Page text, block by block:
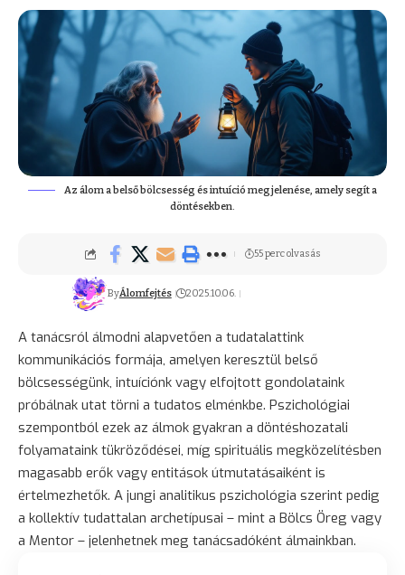
Az álom a belső bölcsesség és intuíció megjelenése, amely segít a
döntésekben.
ByÁlomfejtés 2025.10.06.
55 perc olvasás
A tanácsról álmodni alapvetően a tudatalattink
kommunikációs formája, amelyen keresztül belső
bölcsességünk, intuíciónk vagy elfojtott gondolataink
próbálnak utat törni a tudatos elménkbe. Pszichológiai
szempontból ezek az álmok gyakran a döntéshozatali
folyamataink tükröződései, míg spirituális megközelítésben
magasabb erők vagy entitások útmutatásaiként is
értelmezhetők. A jungi analitikus pszichológia szerint pedig
a kollektív tudattalan archetípusai – mint a Bölcs Öreg vagy
a Mentor – jelenhetnek meg tanácsadóként álmainkban.